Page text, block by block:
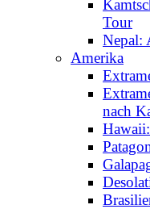
Tour
Nepal:
Amerika
nach